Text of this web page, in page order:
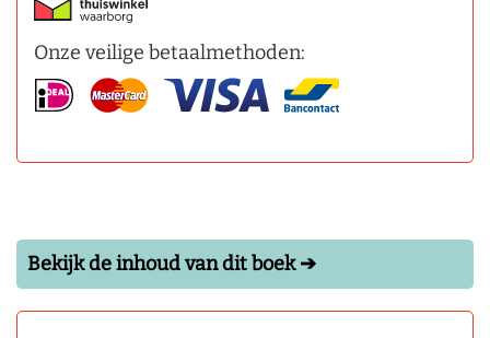
Onze veilige betaalmethoden:
Bekijk de inhoud van dit boek ➔